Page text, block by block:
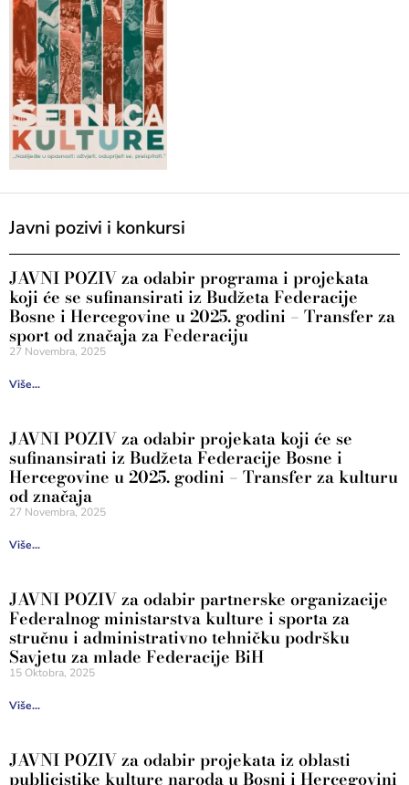
Javni pozivi i konkursi
JAVNI POZIV za odabir programa i projekata
koji će se sufinansirati iz Budžeta Federacije
Bosne i Hercegovine u 2025. godini – Transfer za
sport od značaja za Federaciju
27 Novembra, 2025
Više...
JAVNI POZIV za odabir projekata koji će se
sufinansirati iz Budžeta Federacije Bosne i
Hercegovine u 2025. godini – Transfer za kulturu
od značaja
27 Novembra, 2025
Više...
JAVNI POZIV za odabir partnerske organizacije
Federalnog ministarstva kulture i sporta za
stručnu i administrativno tehničku podršku
Savjetu za mlade Federacije BiH
15 Oktobra, 2025
Više...
JAVNI POZIV za odabir projekata iz oblasti
publicistike kulture naroda u Bosni i Hercegovini